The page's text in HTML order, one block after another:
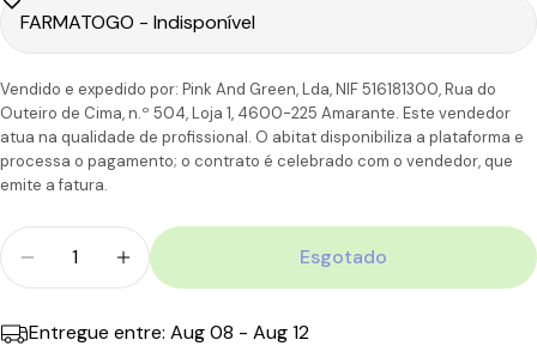
Vendido e expedido por: Pink And Green, Lda, NIF 516181300, Rua do
Outeiro de Cima, n.º 504, Loja 1, 4600-225 Amarante. Este vendedor
atua na qualidade de profissional. O abitat disponibiliza a plataforma e
processa o pagamento; o contrato é celebrado com o vendedor, que
emite a fatura.
Quantidade
Diminuir Quantidade Para Endocare Renewal
Aumentar A Quantidade Para Endocare
Esgotado
Entregue entre: Aug 08 - Aug 12
CTT 4,90€50.00€
Portugal
Ilhas
6-7
úteis
110.00€